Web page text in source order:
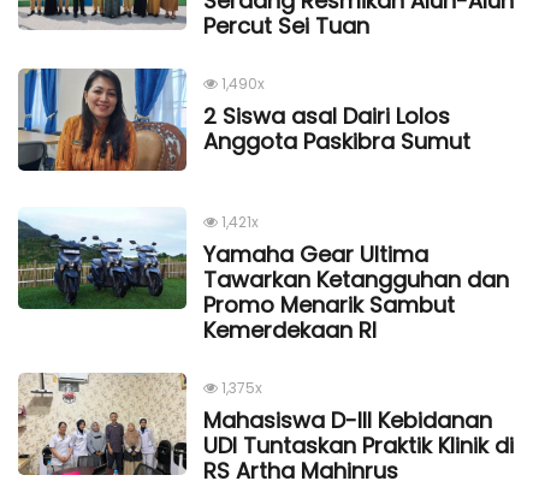
Percut Sei Tuan
1,490x
2 Siswa asal Dairi Lolos
Anggota Paskibra Sumut
1,421x
Yamaha Gear Ultima
Tawarkan Ketangguhan dan
Promo Menarik Sambut
Kemerdekaan Rl
1,375x
Mahasiswa D-III Kebidanan
UDI Tuntaskan Praktik Klinik di
RS Artha Mahinrus